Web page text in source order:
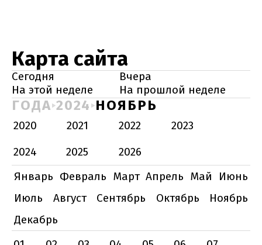
Карта сайта
Сегодня
Вчера
На этой неделе
На прошлой неделе
ГОДА 2024 НОЯБРЬ
2020 2021 2022
2023
2024
2025
2026
Январь Февраль Март Апрель Май
Июнь
Июль
Август Сентябрь Октябрь
Ноябрь
Декабрь